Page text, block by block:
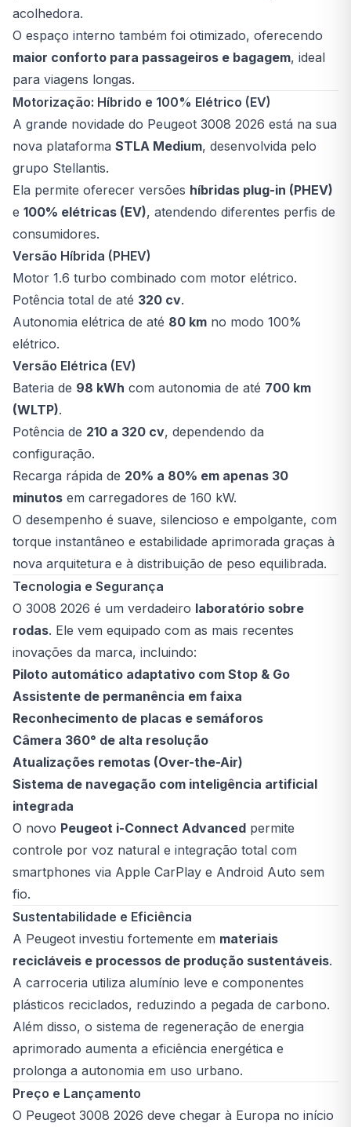
acolhedora.
O espaço interno também foi otimizado, oferecendo
maior conforto para passageiros e bagagem, ideal
para viagens longas.
Motorização: Híbrido e 100% Elétrico (EV)
A grande novidade do Peugeot 3008 2026 está na sua
nova plataforma STLA Medium, desenvolvida pelo
grupo Stellantis.
Ela permite oferecer versões híbridas plug-in (PHEV)
e 100% elétricas (EV), atendendo diferentes perfis de
consumidores.
Versão Híbrida (PHEV)
Motor 1.6 turbo combinado com motor elétrico.
Potência total de até 320 cv.
Autonomia elétrica de até 80 km no modo 100%
elétrico.
Versão Elétrica (EV)
Bateria de 98 kWh com autonomia de até 700 km
(WLTP).
Potência de 210 a 320 cv, dependendo da
configuração.
Recarga rápida de 20% a 80% em apenas 30
minutos em carregadores de 160 kW.
O desempenho é suave, silencioso e empolgante, com
torque instantâneo e estabilidade aprimorada graças à
nova arquitetura e à distribuição de peso equilibrada.
Tecnologia e Segurança
O 3008 2026 é um verdadeiro laboratório sobre
rodas. Ele vem equipado com as mais recentes
inovações da marca, incluindo:
Piloto automático adaptativo com Stop & Go
Assistente de permanência em faixa
Reconhecimento de placas e semáforos
Câmera 360° de alta resolução
Atualizações remotas (Over-the-Air)
Sistema de navegação com inteligência artificial
integrada
O novo Peugeot i-Connect Advanced permite
controle por voz natural e integração total com
smartphones via Apple CarPlay e Android Auto sem
fio.
Sustentabilidade e Eficiência
A Peugeot investiu fortemente em materiais
recicláveis e processos de produção sustentáveis.
A carroceria utiliza alumínio leve e componentes
plásticos reciclados, reduzindo a pegada de carbono.
Além disso, o sistema de regeneração de energia
aprimorado aumenta a eficiência energética e
prolonga a autonomia em uso urbano.
Preço e Lançamento
O Peugeot 3008 2026 deve chegar à Europa no início